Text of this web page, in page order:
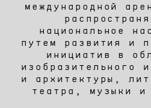
международной
национальное
путем развития и
инициатив в
изобразительного
и архитектуры,
театра, музыки и